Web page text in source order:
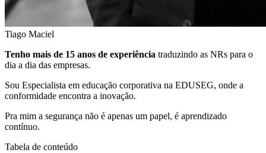
Tiago Maciel
Tenho mais de 15 anos de experiência traduzindo as NRs para o
dia a dia das empresas.
Sou Especialista em educação corporativa na EDUSEG, onde a
conformidade encontra a inovação.
Pra mim a segurança não é apenas um papel, é aprendizado
contínuo.
Tabela de conteúdo